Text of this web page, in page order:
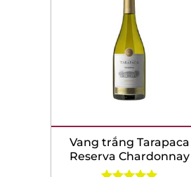
Vang trắng Tarapaca
Reserva Chardonnay